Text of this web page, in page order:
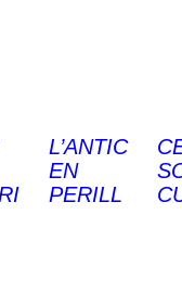
L’ANTIC
EN
PERILL